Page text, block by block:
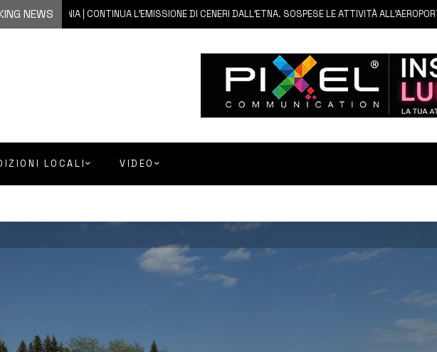
NEWS
CATANIA | CONTINUA L’EMISSIONE DI CENERI DALL’ETNA. SOSPESE LE ATTIVITÀ ALL’AEROPORTO DI
LOCALI VIDEO